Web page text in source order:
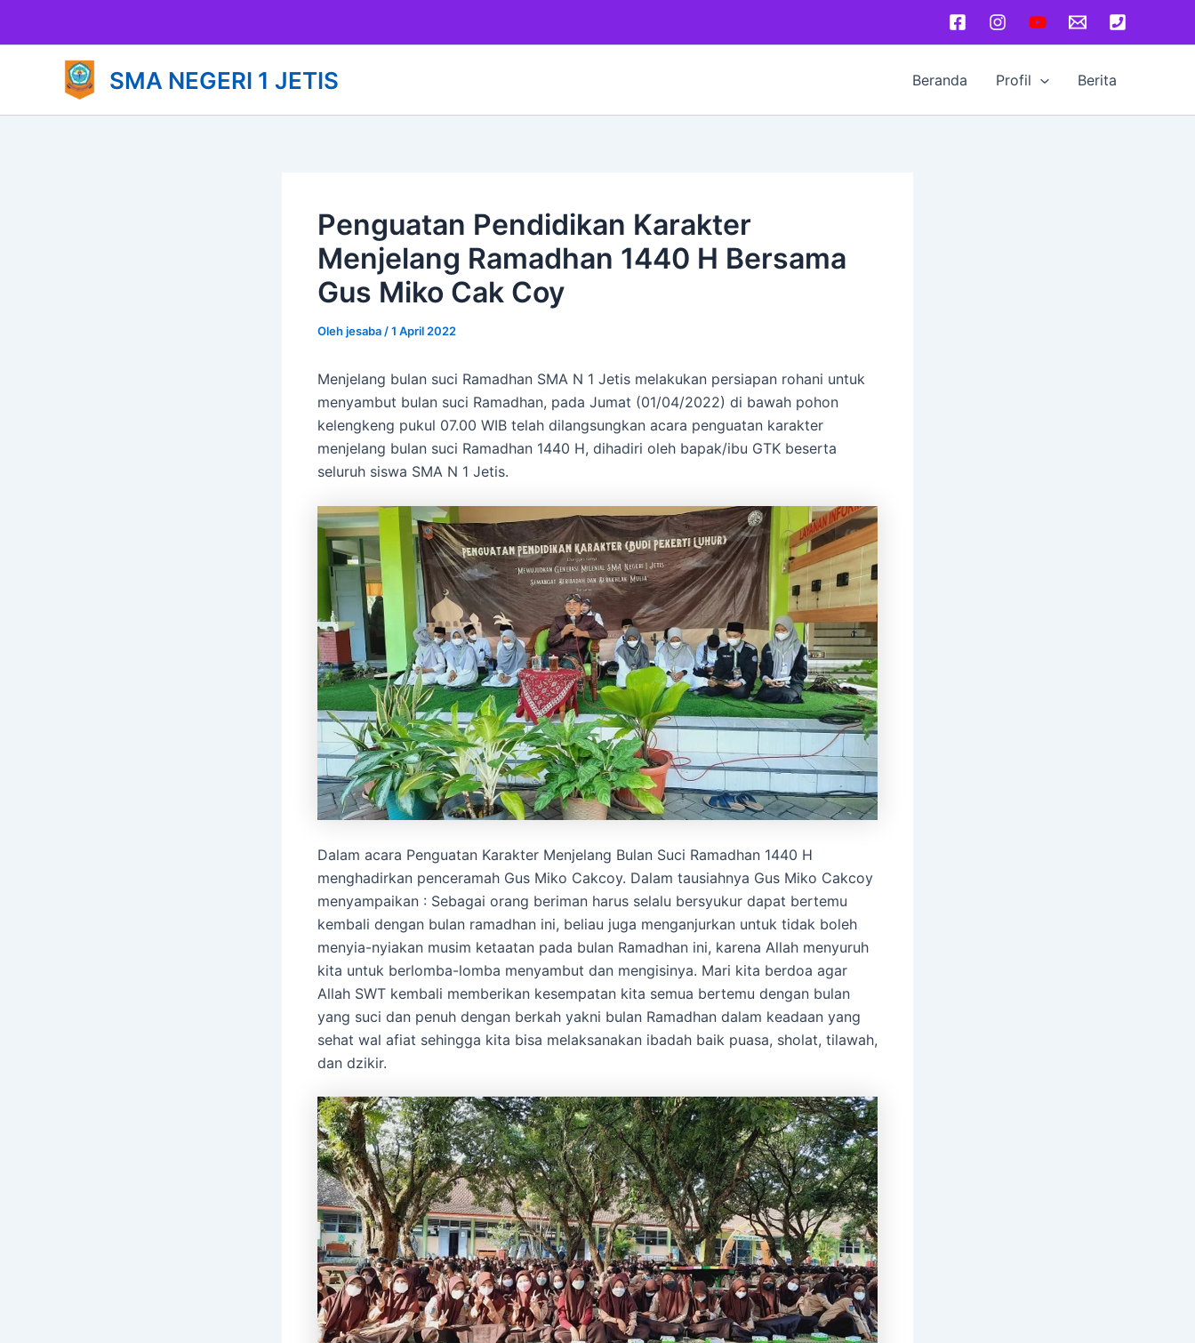
SMA NEGERI 1 JETIS Beranda Profil Berita
Penguatan Pendidikan Karakter
Menjelang Ramadhan 1440 H Bersama
Gus Miko Cak Coy
Olehjesaba /1 April 2022
Menjelang bulan suci Ramadhan SMA N 1 Jetis melakukan persiapan rohani untuk
menyambut bulan suci Ramadhan, pada Jumat (01/04/2022) di bawah pohon
kelengkeng pukul 07.00 WIB telah dilangsungkan acara penguatan karakter
menjelang bulan suci Ramadhan 1440 H, dihadiri oleh bapak/ibu GTK beserta
seluruh siswa SMA N 1 Jetis.
Dalam acara Penguatan Karakter Menjelang Bulan Suci Ramadhan 1440 H
menghadirkan penceramah Gus Miko Cakcoy. Dalam tausiahnya Gus Miko Cakcoy
menyampaikan : Sebagai orang beriman harus selalu bersyukur dapat bertemu
kembali dengan bulan ramadhan ini, beliau juga menganjurkan untuk tidak boleh
menyia-nyiakan musim ketaatan pada bulan Ramadhan ini, karena Allah menyuruh
kita untuk berlomba-lomba menyambut dan mengisinya. Mari kita berdoa agar
Allah SWT kembali memberikan kesempatan kita semua bertemu dengan bulan
yang suci dan penuh dengan berkah yakni bulan Ramadhan dalam keadaan yang
sehat wal afiat sehingga kita bisa melaksanakan ibadah baik puasa, sholat, tilawah,
dan dzikir.